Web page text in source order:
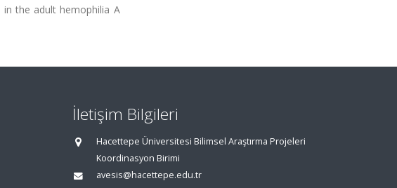
the adult hemophilia A
İletişim Bilgileri
Hacettepe Üniversitesi Bilimsel Araştırma Projeleri
Koordinasyon Birimi
avesis@hacettepe.edu.tr